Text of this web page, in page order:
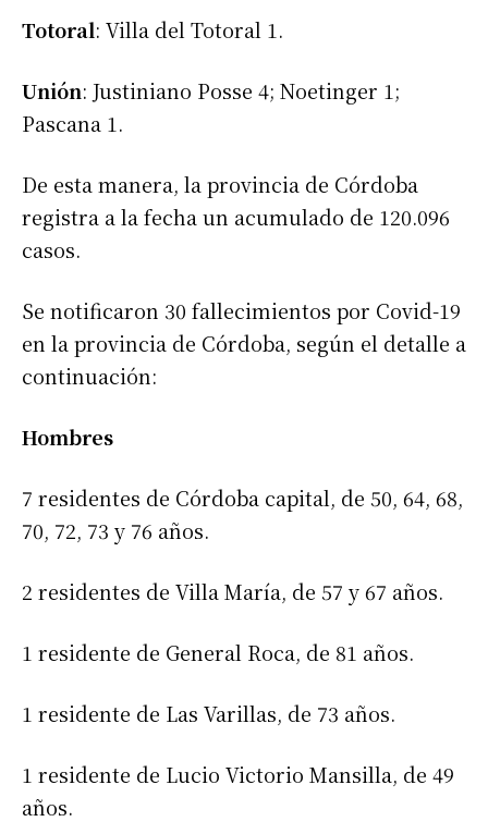
Totoral: Villa del Totoral 1.
Unión: Justiniano Posse 4; Noetinger 1;
Pascana 1.
De esta manera, la provincia de Córdoba
registra a la fecha un acumulado de 120.096
casos.
Se notificaron 30 fallecimientos por Covid-19
en la provincia de Córdoba, según el detalle a
continuación:
Hombres
7 residentes de Córdoba capital, de 50, 64, 68,
70, 72, 73 y 76 años.
2 residentes de Villa María, de 57 y 67 años.
1 residente de General Roca, de 81 años.
1 residente de Las Varillas, de 73 años.
1 residente de Lucio Victorio Mansilla, de 49
años.